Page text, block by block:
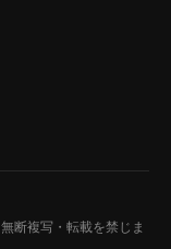
無断複写・転載を禁じま